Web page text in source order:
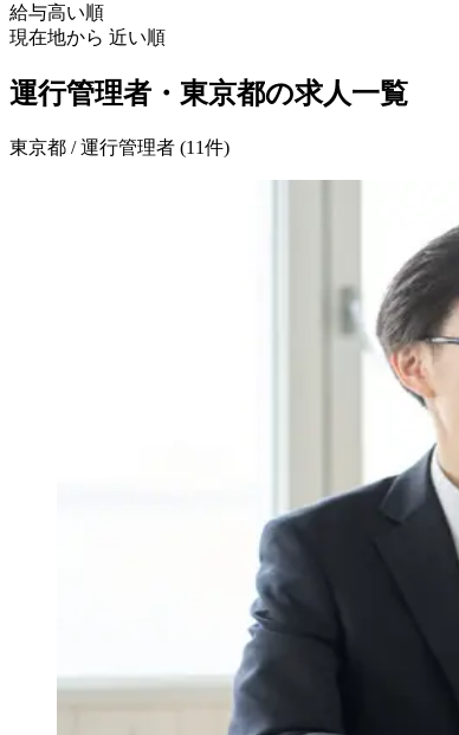
給与高い順
現在地から 近い順
運行管理者・東京都の求人一覧
東京都 / 運行管理者 (11件)